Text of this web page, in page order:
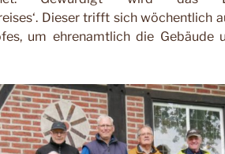
Dieser trifft sich wöchentlich
um ehrenamtlich die Gebäude